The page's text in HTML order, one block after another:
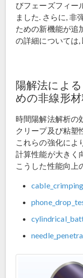
びフェーズフィー
ました. さらに, 非
ための新機能が追
の詳細については,
陽解法によ
めの非線形
時間陽解法解析の
クリープ及び粘塑
これらの強化によ
計算性能が大きく
こうした性能向上
cable_crimping